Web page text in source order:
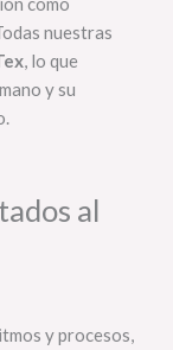
nuestras
, lo que
y su
al
y procesos,